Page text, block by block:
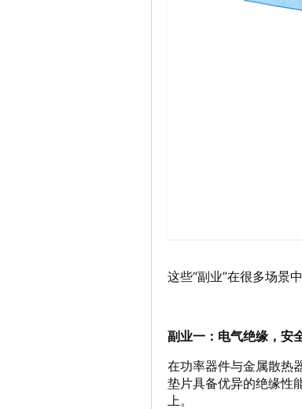
这些“副业”在很多场景
副业一：电气绝缘，安
在功率器件与金属散热
垫片具备优异的绝缘
上。